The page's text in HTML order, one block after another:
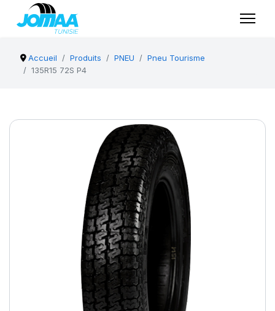
Accueil Produits PNEU
Pneu Tourisme
135R15 72S P4